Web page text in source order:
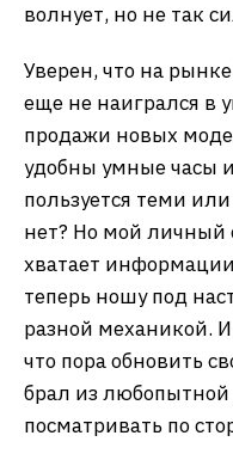
волнует, но не так
Уверен, что на
еще не наигрался в
продажи новых
удобны умные часы
пользуется теми
нет? Но мой личный
хватает
теперь ношу под
разной механикой.
что пора обновить
брал из
посматривать по